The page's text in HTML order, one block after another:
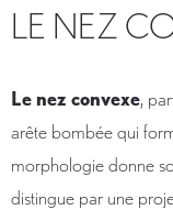
LE NEZ
Le nez convexe,
arête bombée qui
morphologie donne
distingue par une